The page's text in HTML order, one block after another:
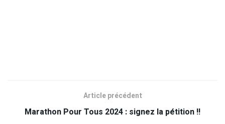
Article précédent
Marathon Pour Tous 2024 : signez la pétition !!